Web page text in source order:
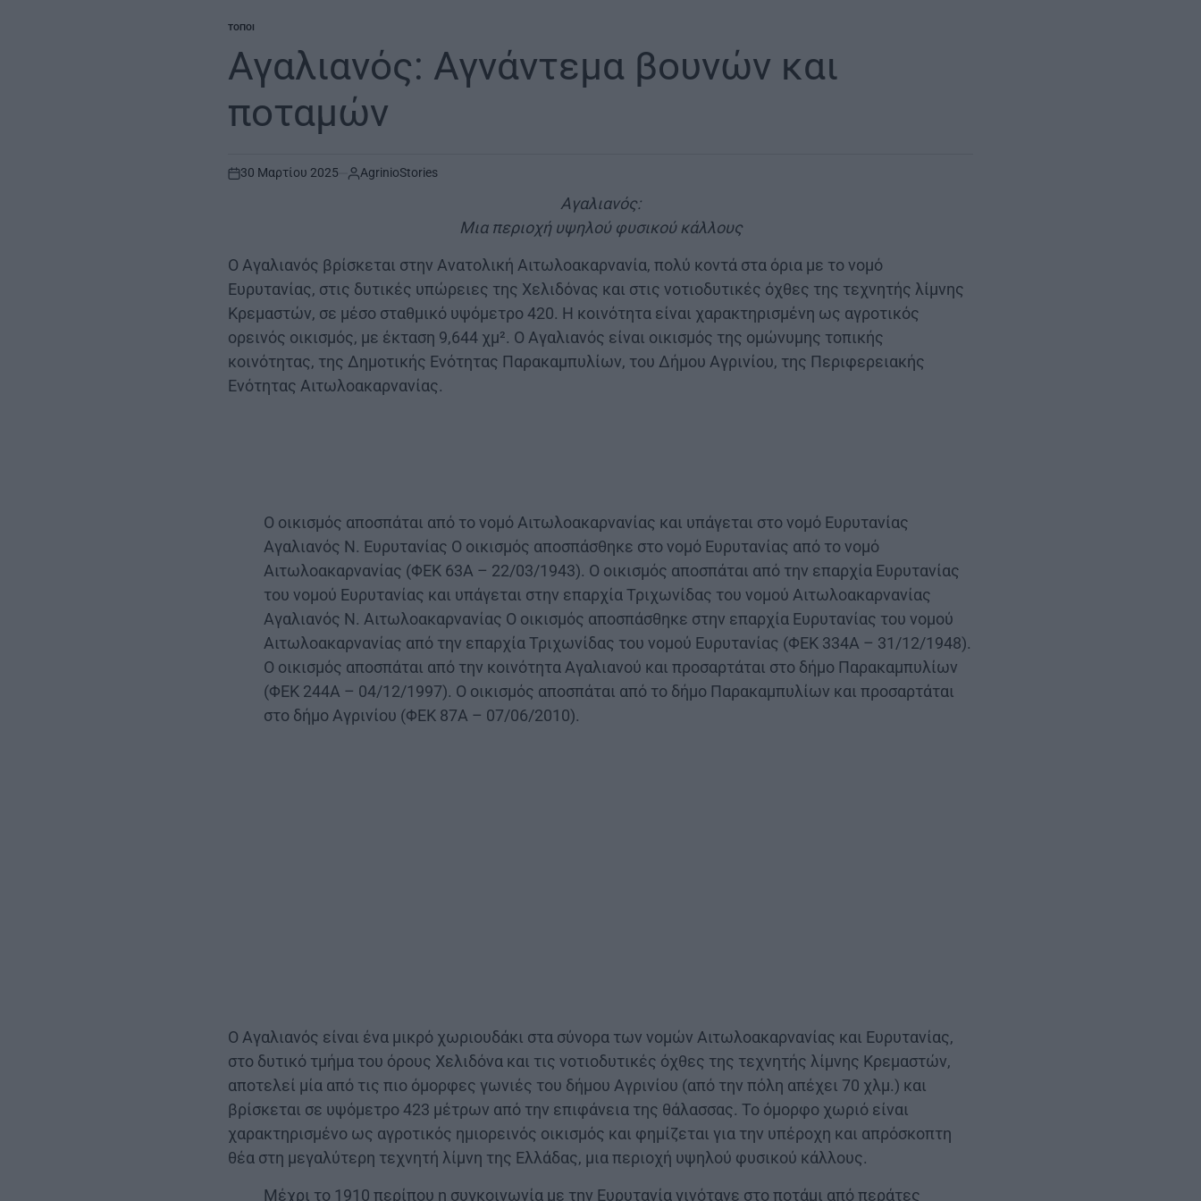
POSTED
ΤΌΠΟΙ
Αγαλιανός: Αγνάντεμα βουνών και
ποταμών
on
30 Μαρτίου 2025 AgrinioStories
Αγαλιανός:
Μια περιοχή υψηλού φυσικού κάλλους
Ο Αγαλιανός βρίσκεται στην Ανατολική Αιτωλοακαρνανία, πολύ κοντά στα όρια με το νομό
Ευρυτανίας, στις δυτικές υπώρειες της Χελιδόνας και στις νοτιοδυτικές όχθες της τεχνητής λίμνης
Κρεμαστών, σε μέσο σταθμικό υψόμετρο 420. Η κοινότητα είναι χαρακτηρισμένη ως αγροτικός
ορεινός οικισμός, με έκταση 9,644 χμ². Ο Αγαλιανός είναι οικισμός της ομώνυμης τοπικής
κοινότητας, της Δημοτικής Ενότητας Παρακαμπυλίων, του Δήμου Αγρινίου, της Περιφερειακής
Ενότητας Αιτωλοακαρνανίας.
Ο οικισμός αποσπάται από το νομό Αιτωλοακαρνανίας και υπάγεται στο νομό Ευρυτανίας
Αγαλιανός Ν. Ευρυτανίας Ο οικισμός αποσπάσθηκε στο νομό Ευρυτανίας από το νομό
Αιτωλοακαρνανίας (ΦΕΚ 63Α – 22/03/1943). Ο οικισμός αποσπάται από την επαρχία Ευρυτανίας
του νομού Ευρυτανίας και υπάγεται στην επαρχία Τριχωνίδας του νομού Αιτωλοακαρνανίας
Αγαλιανός Ν. Αιτωλοακαρνανίας Ο οικισμός αποσπάσθηκε στην επαρχία Ευρυτανίας του νομού
Αιτωλοακαρνανίας από την επαρχία Τριχωνίδας του νομού Ευρυτανίας (ΦΕΚ 334Α – 31/12/1948).
Ο οικισμός αποσπάται από την κοινότητα Αγαλιανού και προσαρτάται στο δήμο Παρακαμπυλίων
(ΦΕΚ 244Α – 04/12/1997). Ο οικισμός αποσπάται από το δήμο Παρακαμπυλίων και προσαρτάται
στο δήμο Αγρινίου (ΦΕΚ 87Α – 07/06/2010).
Ο Αγαλιανός είναι ένα μικρό χωριουδάκι στα σύνορα των νομών Αιτωλοακαρνανίας και Ευρυτανίας,
στο δυτικό τμήμα του όρους Χελιδόνα και τις νοτιοδυτικές όχθες της τεχνητής λίμνης Κρεμαστών,
αποτελεί μία από τις πιο όμορφες γωνιές του δήμου Αγρινίου (από την πόλη απέχει 70 χλμ.) και
βρίσκεται σε υψόμετρο 423 μέτρων από την επιφάνεια της θάλασσας. Το όμορφο χωριό είναι
χαρακτηρισμένο ως αγροτικός ημιορεινός οικισμός και φημίζεται για την υπέροχη και απρόσκοπτη
θέα στη μεγαλύτερη τεχνητή λίμνη της Ελλάδας, μια περιοχή υψηλού φυσικού κάλλους.
Μέχρι το 1910 περίπου η συγκοινωνία με την Ευρυτανία γινότανε στο ποτάμι από περάτες